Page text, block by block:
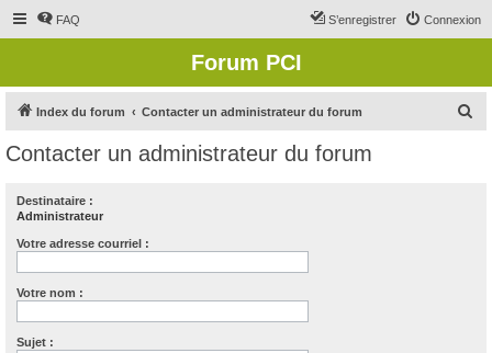
FAQ Connexion
S’enregistrer
Forum PCI
Index du forum Contacter un administrateur du forum
Contacter un administrateur du forum
Destinataire :
Administrateur
Votre adresse courriel :
Votre nom :
Sujet :